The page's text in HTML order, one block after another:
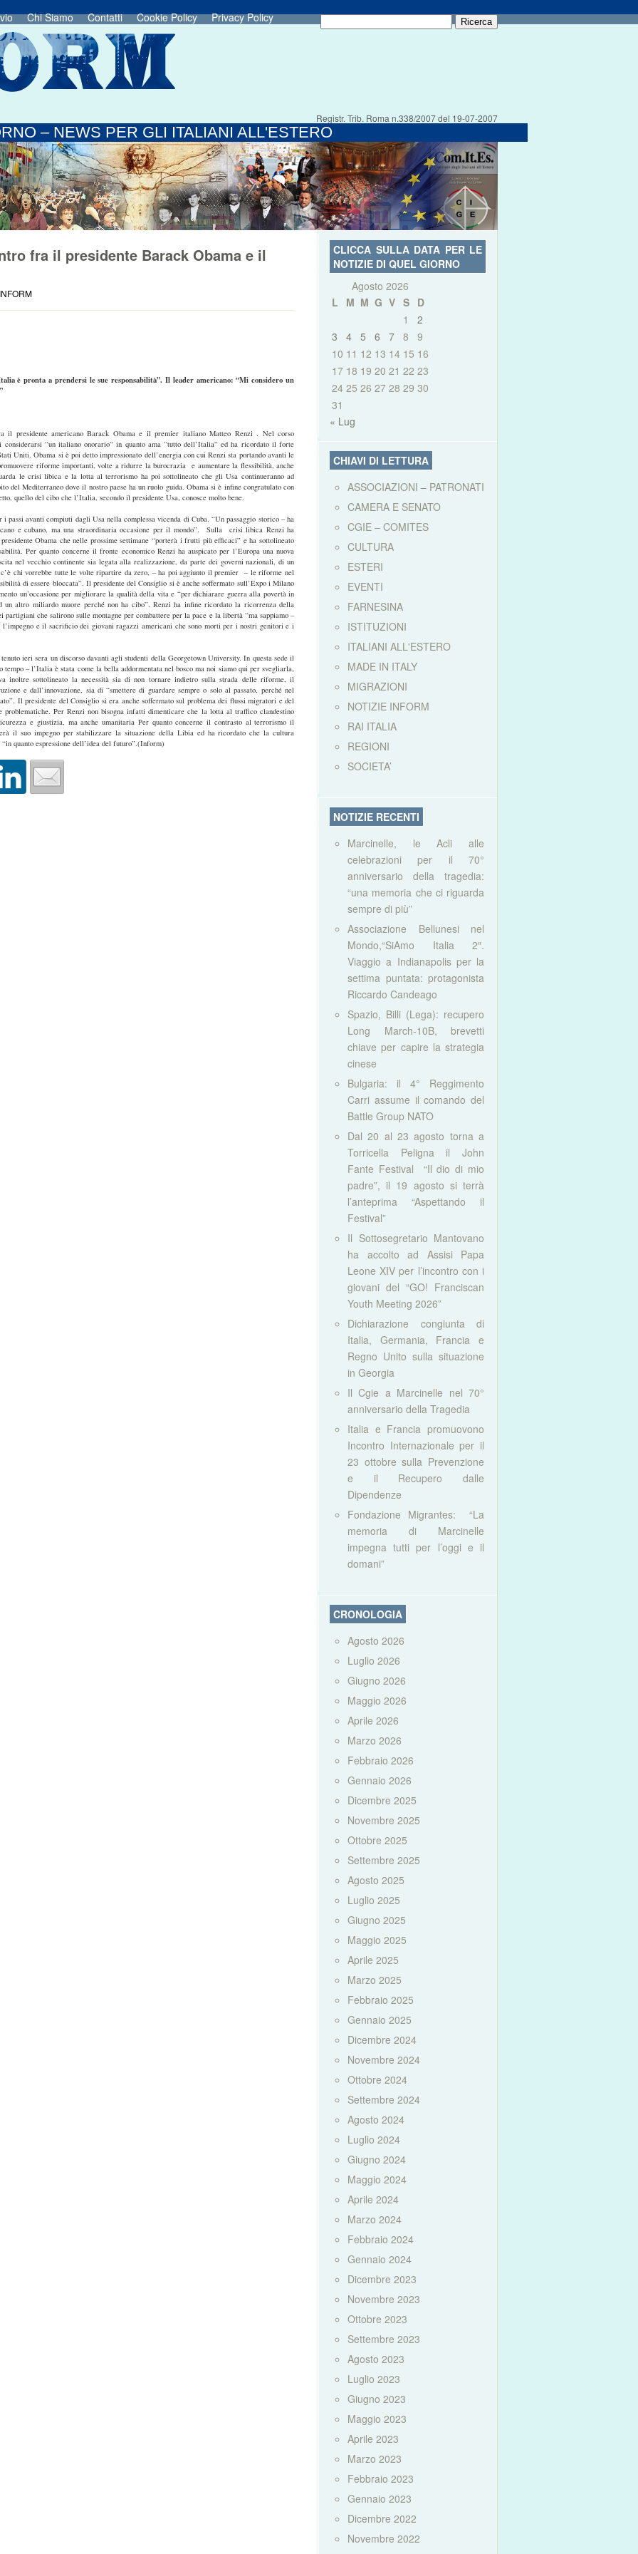
Chi Siamo Contatti Cookie Policy Privacy Policy
Registr. Trib. Roma n.338/2007 del 19-07-2007
– NEWS PER GLI ITALIANI ALL'ESTERO
fra il presidente Barack Obama e il
è pronta a prendersi le sue responsabilità”. Il leader americano: “Mi considero un
il presidente americano Barack Obama e il premier italiano Matteo Renzi . Nel corso
“un italiano onorario” in quanto ama “tutto dell’Italia” ed ha ricordato il forte
Uniti. Obama si è poi detto impressionato dell’energia con cui Renzi sta portando avanti le
riforme importanti, volte a ridurre la burocrazia e aumentare la flessibilità, anche
le crisi libica e la lotta al terrorismo ha poi sottolineato che gli Usa continueranno ad
del Mediterraneo dove il nostro paese ha un ruolo guida. Obama si è infine congratulato con
quello del cibo che l’Italia, secondo il presidente Usa, conosce molto bene.
i passi avanti compiuti dagli Usa nella complessa vicenda di Cuba. “Un passaggio storico – ha
e cubano, ma una straordinaria occasione per il mondo”. Sulla crisi libica Renzi ha
Obama che nelle prossime settimane “porterà i frutti più efficaci” e ha sottolineato
Per quanto concerne il fronte economico Renzi ha auspicato per l’Europa una nuova
nel vecchio continente sia legata alla realizzazione, da parte dei governi nazionali, di un
chi vorrebbe tutte le volte ripartire da zero, – ha poi aggiunto il premier – le riforme nel
di essere bloccata”. Il presidente del Consiglio si è anche soffermato sull’Expo i Milano
un’occasione per migliorare la qualità della vita e “per dichiarare guerra alla povertà in
un altro miliardo muore perché non ha cibo”. Renzi ha infine ricordato la ricorrenza della
che salirono sulle montagne per combattere per la pace e la libertà “ma sappiamo –
l’impegno e il sacrificio dei giovani ragazzi americani che sono morti per i nostri genitori e i
ieri sera un discorso davanti agli studenti della Georgetown University. In questa sede il
– l’Italia è stata come la bella addormentata nel bosco ma noi siamo qui per svegliarla,
inoltre sottolineato la necessità sia di non tornare indietro sulla strada delle riforme, il
e dall’innovazione, sia di “smettere di guardare sempre o solo al passato, perché nel
Il presidente del Consiglio si era anche soffermato sul problema dei flussi migratori e del
problematiche. Per Renzi non bisogna infatti dimenticare che la lotta al traffico clandestino
e giustizia, ma anche umanitaria Per quanto concerne il contrasto al terrorismo il
il suo impegno per stabilizzare la situazione della Libia ed ha ricordato che la cultura
quanto espressione dell’idea del futuro”.(Inform)
CLICCA SULLA DATA PER LE
NOTIZIE DI QUEL GIORNO
Agosto 2026
L
M M G V S D
1
2
3
4 5 6 7 8
9
10 11 12 13 14 15 16
17 18 19 20 21 22 23
24 25 26 27 28 29 30
31
« Lug
CHIAVI DI LETTURA
ASSOCIAZIONI – PATRONATI
CAMERA E SENATO
CGIE – COMITES
CULTURA
ESTERI
EVENTI
FARNESINA
ISTITUZIONI
ITALIANI ALL'ESTERO
MADE IN ITALY
MIGRAZIONI
NOTIZIE INFORM
RAI ITALIA
REGIONI
SOCIETA’
NOTIZIE RECENTI
Marcinelle, le Acli alle
celebrazioni per il 70°
anniversario della tragedia:
“una memoria che ci riguarda
sempre di più”
Associazione Bellunesi nel
Mondo,“SiAmo Italia 2″.
Viaggio a Indianapolis per la
settima puntata: protagonista
Riccardo Candeago
Spazio, Billi (Lega): recupero
Long March-10B, brevetti
chiave per capire la strategia
cinese
Bulgaria: il 4° Reggimento
Carri assume il comando del
Battle Group NATO
Dal 20 al 23 agosto torna a
Torricella Peligna il John
Fante Festival “Il dio di mio
padre”, il 19 agosto si terrà
l’anteprima “Aspettando il
Festival”
Il Sottosegretario Mantovano
ha accolto ad Assisi Papa
Leone XIV per l’incontro con i
giovani del “GO! Franciscan
Youth Meeting 2026”
Dichiarazione congiunta di
Italia, Germania, Francia e
Regno Unito sulla situazione
in Georgia
Il Cgie a Marcinelle nel 70°
anniversario della Tragedia
Italia e Francia promuovono
Incontro Internazionale per il
23 ottobre sulla Prevenzione
e il Recupero dalle
Dipendenze
Fondazione Migrantes: “La
memoria di Marcinelle
impegna tutti per l’oggi e il
domani”
CRONOLOGIA
Agosto 2026
Luglio 2026
Giugno 2026
Maggio 2026
Aprile 2026
Marzo 2026
Febbraio 2026
Gennaio 2026
Dicembre 2025
Novembre 2025
Ottobre 2025
Settembre 2025
Agosto 2025
Luglio 2025
Giugno 2025
Maggio 2025
Aprile 2025
Marzo 2025
Febbraio 2025
Gennaio 2025
Dicembre 2024
Novembre 2024
Ottobre 2024
Settembre 2024
Agosto 2024
Luglio 2024
Giugno 2024
Maggio 2024
Aprile 2024
Marzo 2024
Febbraio 2024
Gennaio 2024
Dicembre 2023
Novembre 2023
Ottobre 2023
Settembre 2023
Agosto 2023
Luglio 2023
Giugno 2023
Maggio 2023
Aprile 2023
Marzo 2023
Febbraio 2023
Gennaio 2023
Dicembre 2022
Novembre 2022